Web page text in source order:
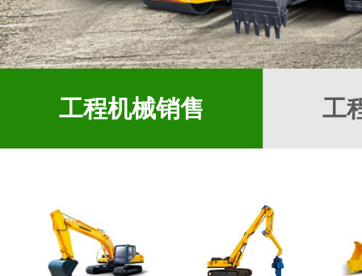
工程机械销售 工